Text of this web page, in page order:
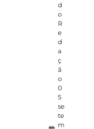
d
o
R
e
d
a
ç
ã
o
0
5
se
te
m